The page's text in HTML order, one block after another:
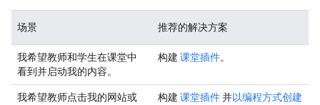
场景 推荐的解决方案
我希望教师和学生在课堂中
看到并启动我的内容。
构建 课堂插件。
我希望教师点击我的网站或
构建 课堂插件并以编程方式创建